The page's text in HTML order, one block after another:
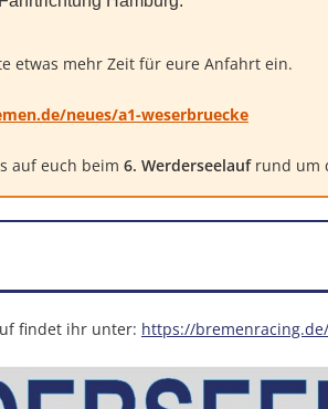
etwas mehr Zeit für eure Anfahrt ein.
neues/a1-weserbruecke
auf euch beim 6. Werderseelaufrund um
findet ihr unter: https://